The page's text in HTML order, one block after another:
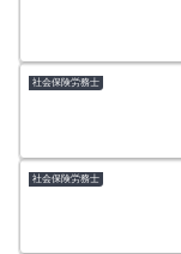
社会保険労務士
社会保険労務士